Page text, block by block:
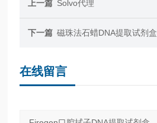
上一篇 Solvo代理
下一篇 磁珠法石蜡DNA提取试剂盒
在线留言